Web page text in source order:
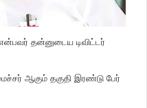
தன்னுடைய டிவிட்டர்
ஆகும் தகுதி இரண்டு பேர்